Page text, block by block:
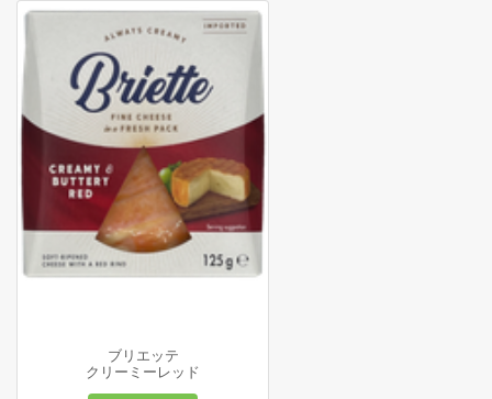
ブリエッテ
クリーミーレッド